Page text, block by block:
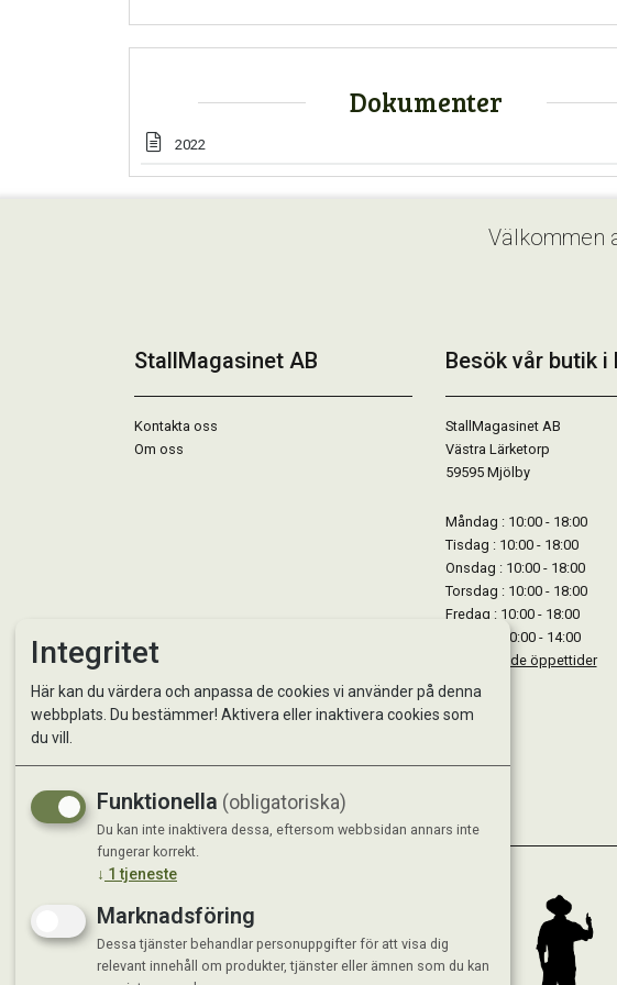
Dokumenter
2022
Välkommen
StallMagasinet AB
Kontakta oss
Om oss
Besök vår butik i
StallMagasinet AB
Västra Lärketorp
59595 Mjölby
Måndag : 10:00 - 18:00
Tisdag : 10:00 - 18:00
Onsdag : 10:00 - 18:00
Torsdag : 10:00 - 18:00
Fredag : 10:00 - 18:00
Lördag : 10:00 - 14:00
Se avvikande öppettider
Integritet
Här kan du värdera och anpassa de cookies vi använder på denna
webbplats. Du bestämmer! Aktivera eller inaktivera cookies som
du vill.
Funktionella (obligatoriska)
Du kan inte inaktivera dessa, eftersom webbsidan annars inte
fungerar korrekt.
↓ 1 tjeneste
Marknadsföring
Dessa tjänster behandlar personuppgifter för att visa dig
relevant innehåll om produkter, tjänster eller ämnen som du kan